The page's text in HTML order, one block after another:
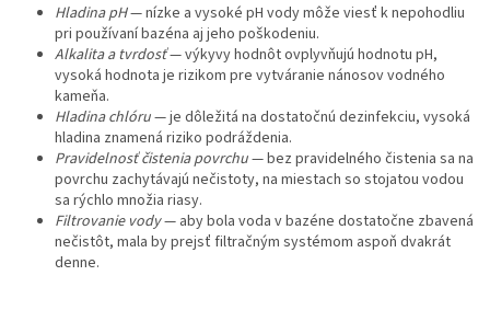
Hladina pH— nízke a vysoké pH vody môže viesť k nepohodliu
pri používaní bazéna aj jeho poškodeniu.
Alkalita a tvrdosť— výkyvy hodnôt ovplyvňujú hodnotu pH,
vysoká hodnota je rizikom pre vytváranie nánosov vodného
kameňa.
Hladina chlóru— je dôležitá na dostatočnú dezinfekciu, vysoká
hladina znamená riziko podráždenia.
Pravidelnosť čistenia povrchu— bez pravidelného čistenia sa na
povrchu zachytávajú nečistoty, na miestach so stojatou vodou
sa rýchlo množia riasy.
Filtrovanie vody— aby bola voda v bazéne dostatočne zbavená
nečistôt, mala by prejsť filtračným systémom aspoň dvakrát
denne.